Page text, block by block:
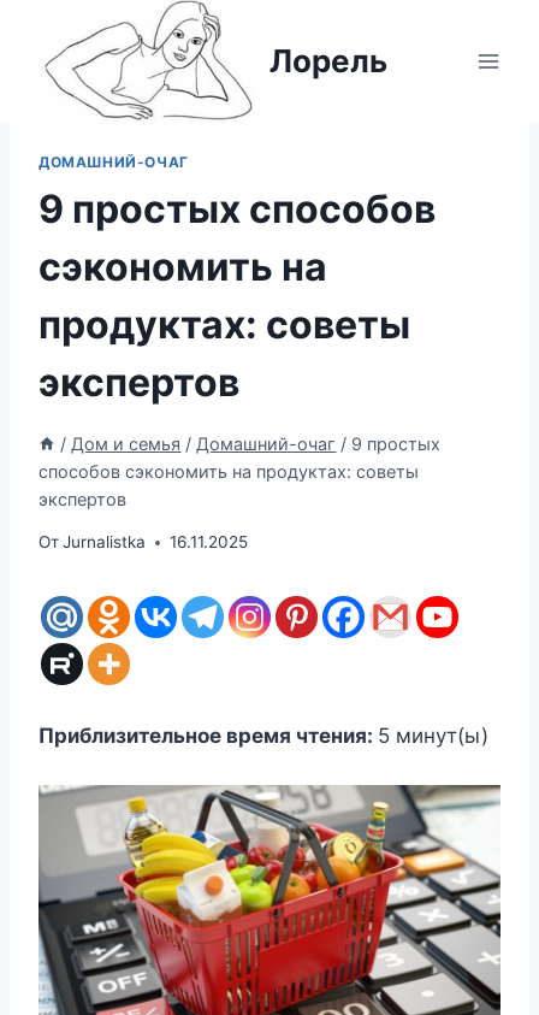
содержимому
Лорель
ДОМАШНИЙ-ОЧАГ
9 простых способов
сэкономить на
продуктах: советы
экспертов
/ Дом и семья / Домашний-очаг / 9 простых
способов сэкономить на продуктах: советы
экспертов
ОтJurnalistka 16.11.2025
Приблизительное время чтения: 5 минут(ы)